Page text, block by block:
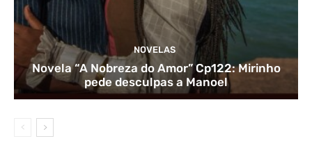
NOVELAS
Novela “A Nobreza do Amor” Cp122: Mirinho
pede desculpas a Manoel